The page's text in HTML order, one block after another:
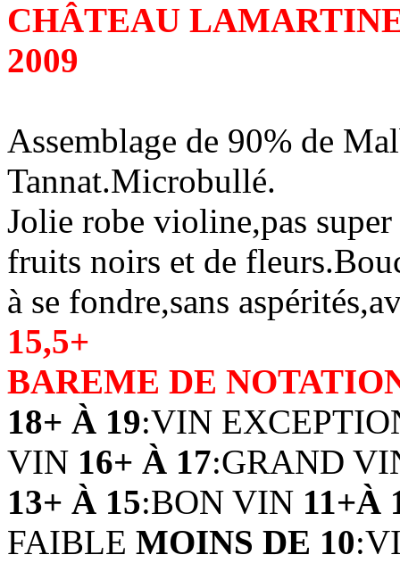
CHÂTEAU
2009
Assemblage de 90% de
Tannat.Microbullé.
Jolie robe violine,pas
fruits noirs et de
à se fondre,sans
15,5+
BAREME DE
18+ À 19:VIN
VIN 16+ À 17:GRAND
13+ À 15:BON VIN 11+À
FAIBLE MOINS DE 10